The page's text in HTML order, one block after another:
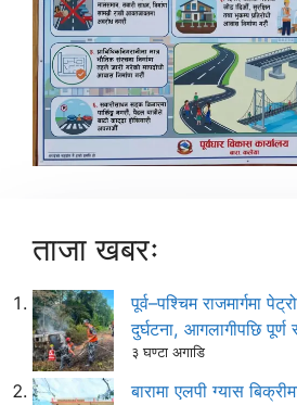
ताजा खबरः
पूर्व–पश्चिम राजमार्गमा
दुर्घटना, आगलागीपछि
३ घण्टा अगाडि
बारामा एलपी ग्यास